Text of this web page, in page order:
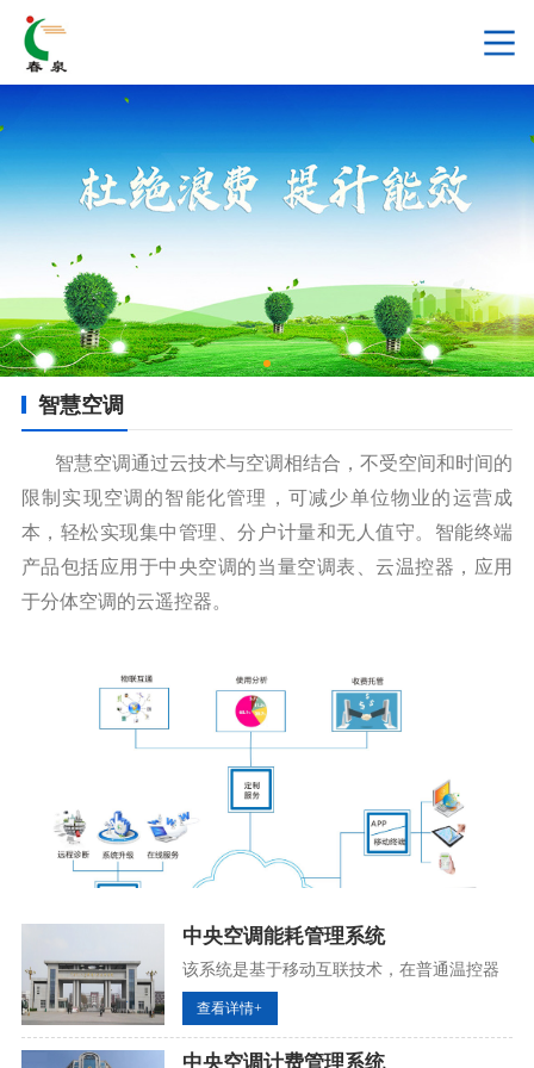
智慧空调
智慧空调通过云技术与空调相结合，不受空间和时间的
限制实现空调的智能化管理，可减少单位物业的运营成
本，轻松实现集中管理、分户计量和无人值守。智能终端
产品包括应用于中央空调的当量空调表、云温控器，应用
于分体空调的云遥控器。
中央空调能耗管理系统
该系统是基于移动互联技术，在普通温控器
的基础上，实现云端操作和节能管理，是“互
联网+空调”的具体应用。适用于末端为风机
盘的中央空调系统。
查看详情+
中央空调计费管理系统